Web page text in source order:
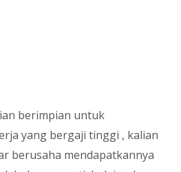
berimpian untuk
yang bergaji tinggi , kalian
berusaha mendapatkannya